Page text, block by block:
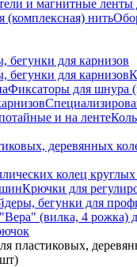
и магнитные ленты
(комплексная) нить
бегунки для карнизов
бегунки для карнизов
Фиксаторы для шнура
и на ленте
деревянных
колец круглых
Крючки для
бегунки для
(вилка, 4 рожка)
пластиковых,